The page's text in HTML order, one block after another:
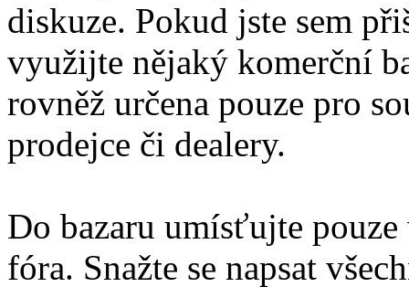
diskuze. Pokud jste sem
využijte nějaký komerční
rovněž určena pouze pro
prodejce či dealery.
Do bazaru umísťujte
fóra. Snažte se napsat